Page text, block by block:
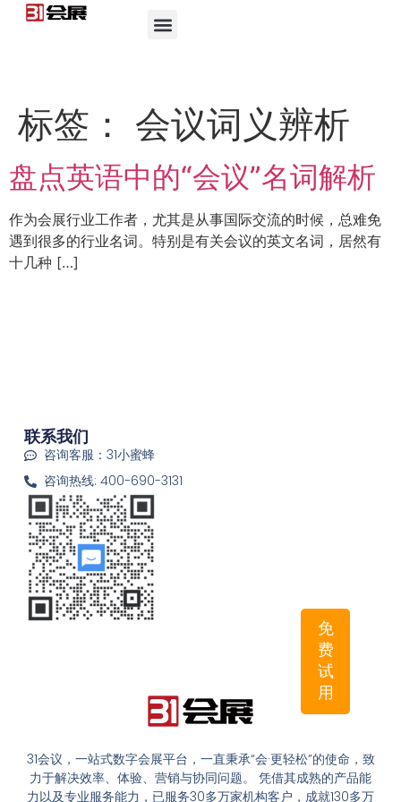
免
费
试
用
标签： 会议词义辨析
盘点英语中的“会议”名词解析
作为会展行业工作者，尤其是从事国际交流的时候，总难免
遇到很多的行业名词。特别是有关会议的英文名词，居然有
十几种 […]
31会议，一站式数字会展平台，一直秉承“会·更轻松”的使命，致
力于解决效率、体验、营销与协同问题。 凭借其成熟的产品能
力以及专业服务能力，已服务30多万家机构客户，成就130多万
联系我们
咨询客服：31小蜜蜂
咨询热线: 400-690-3131